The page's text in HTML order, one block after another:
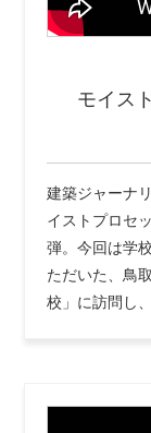
モイス
建築ジャーナ
イストプロセ
弾。今回は学
ただいた、鳥
校」に訪問し